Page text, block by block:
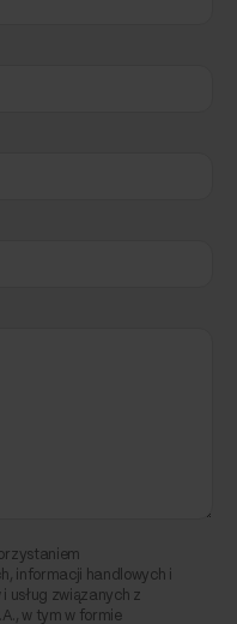
informacji handlowych i
usług związanych z
w tym w formie